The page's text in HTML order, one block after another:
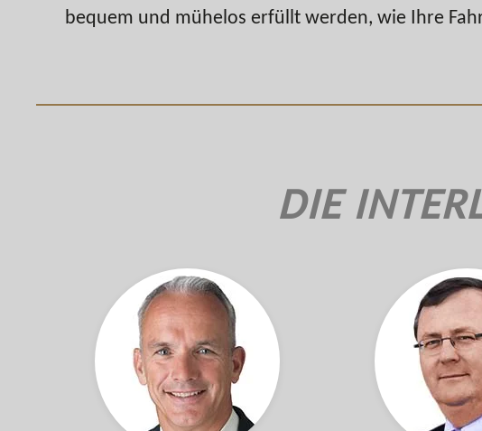
bequem und mühelos erfüllt werden, wie Ihre
DIE